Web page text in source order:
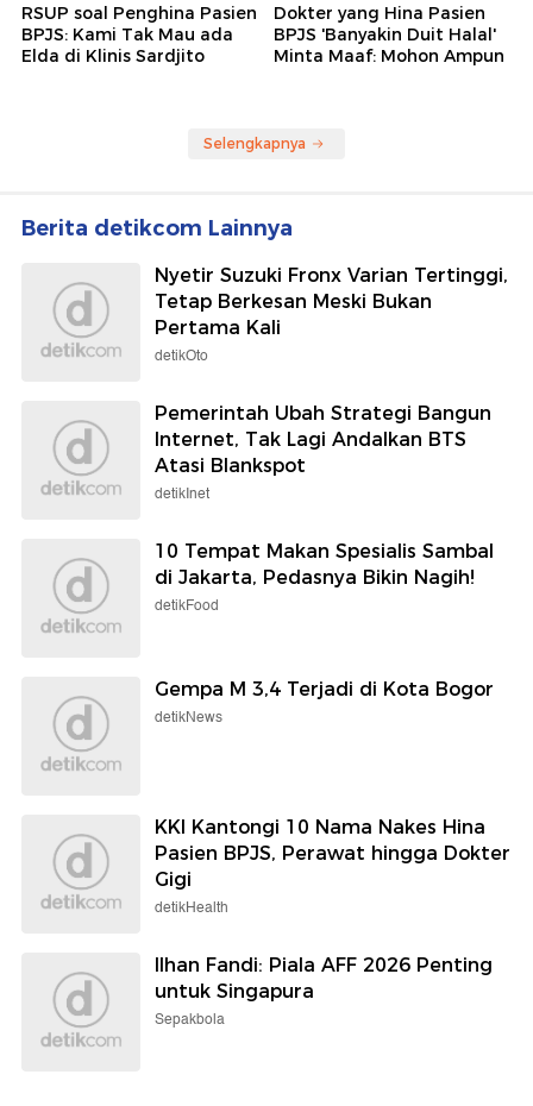
RSUP soal Penghina Pasien
BPJS: Kami Tak Mau ada
Elda di Klinis Sardjito
Dokter yang Hina Pasien
BPJS 'Banyakin Duit Halal'
Minta Maaf: Mohon Ampun
Selengkapnya
Berita detikcom Lainnya
Nyetir Suzuki Fronx Varian Tertinggi,
Tetap Berkesan Meski Bukan
Pertama Kali
detikOto
Pemerintah Ubah Strategi Bangun
Internet, Tak Lagi Andalkan BTS
Atasi Blankspot
detikInet
10 Tempat Makan Spesialis Sambal
di Jakarta, Pedasnya Bikin Nagih!
detikFood
Gempa M 3,4 Terjadi di Kota Bogor
detikNews
KKI Kantongi 10 Nama Nakes Hina
Pasien BPJS, Perawat hingga Dokter
Gigi
detikHealth
Ilhan Fandi: Piala AFF 2026 Penting
untuk Singapura
Sepakbola